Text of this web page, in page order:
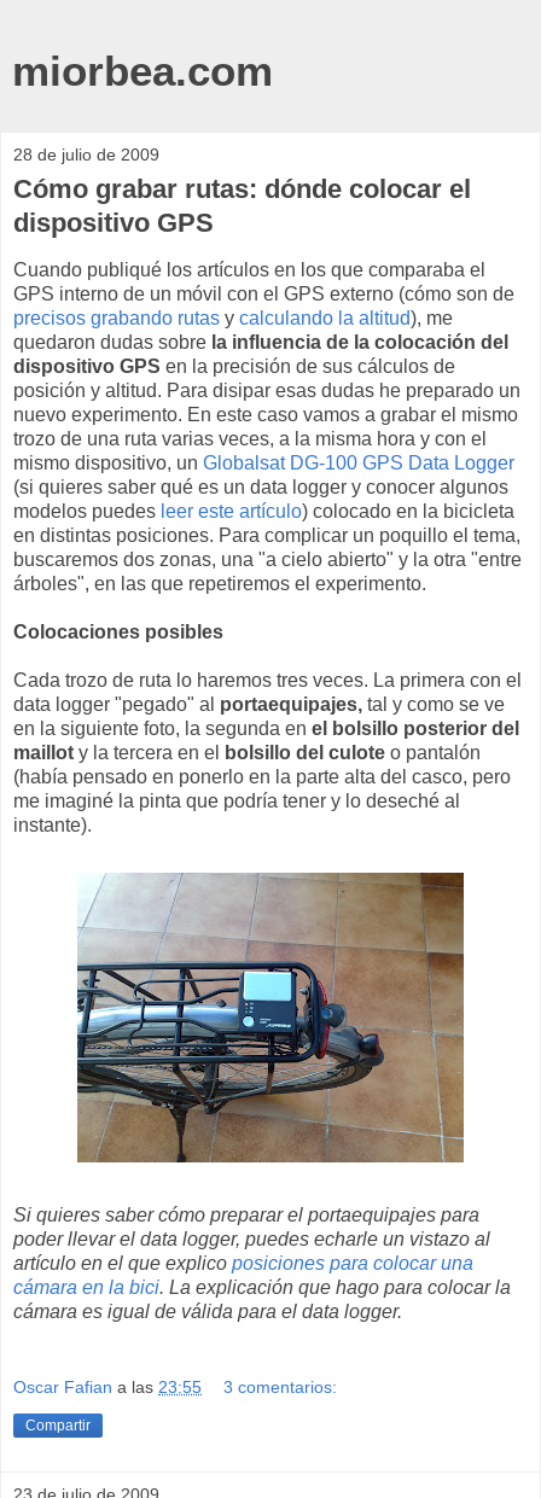
miorbea.com
28 de julio de 2009
Cómo grabar rutas: dónde colocar el
dispositivo GPS
Cuando publiqué los artículos en los que comparaba el
GPS interno de un móvil con el GPS externo (cómo son de
precisos grabando rutas y calculando la altitud), me
quedaron dudas sobre la influencia de la colocación del
dispositivo GPS en la precisión de sus cálculos de
posición y altitud. Para disipar esas dudas he preparado un
nuevo experimento. En este caso vamos a grabar el mismo
trozo de una ruta varias veces, a la misma hora y con el
mismo dispositivo, un Globalsat DG-100 GPS Data Logger
(si quieres saber qué es un data logger y conocer algunos
modelos puedes leer este artículo) colocado en la bicicleta
en distintas posiciones. Para complicar un poquillo el tema,
buscaremos dos zonas, una "a cielo abierto" y la otra "entre
árboles", en las que repetiremos el experimento.
Colocaciones posibles
Cada trozo de ruta lo haremos tres veces. La primera con el
data logger "pegado" al portaequipajes, tal y como se ve
en la siguiente foto, la segunda en el bolsillo posterior del
maillot y la tercera en el bolsillo del culote o pantalón
(había pensado en ponerlo en la parte alta del casco, pero
me imaginé la pinta que podría tener y lo deseché al
instante).
Si quieres saber cómo preparar el portaequipajes para
poder llevar el data logger, puedes echarle un vistazo al
artículo en el que explico posiciones para colocar una
cámara en la bici. La explicación que hago para colocar la
cámara es igual de válida para el data logger.
Oscar Fafian a las 23:55 3 comentarios:
Compartir